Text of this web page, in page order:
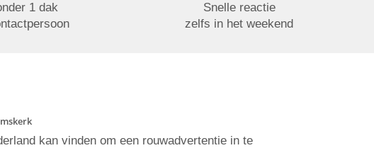
1 dak
Snelle reactie
zelfs in het weekend
kan vinden om een rouwadvertentie in te